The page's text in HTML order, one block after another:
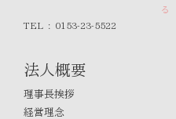
る
TEL : 0153-23-5522
法人概要
理事長挨拶
経営理念